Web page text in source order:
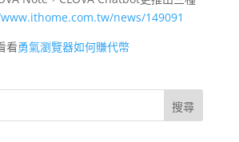
news/149091
看勇氣瀏覽器如何賺代幣